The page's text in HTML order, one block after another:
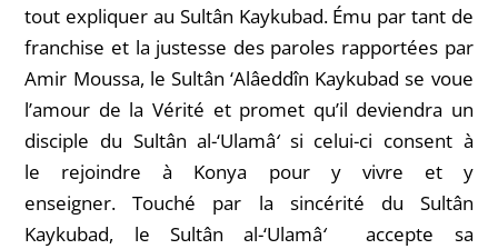
tout expliquer au Sultân Kaykubad. Ému par tant de
franchise et la justesse des paroles rapportées par
Amir Moussa, le Sultân ‘Alâeddîn Kaykubad se voue
l’amour de la Vérité et promet qu’il deviendra un
disciple du Sultân al-‘Ulamâ‘si celui-ci consent à
le rejoindre à Konya pour y vivre et y
enseigner. Touché par la sincérité du Sultân
Kaykubad, le Sultân al-‘Ulamâ‘accepte sa